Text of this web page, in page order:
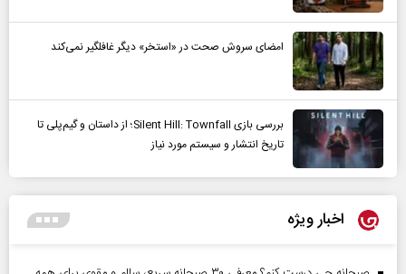
امضای سروش صحت در «استخر» دیگر غافلگیر نمی‌کند
بررسی بازی Silent Hill: Townfall؛ از داستان و گیم‌پلی تا
تاریخ انتشار و سیستم مورد نیاز
اخبار ویژه